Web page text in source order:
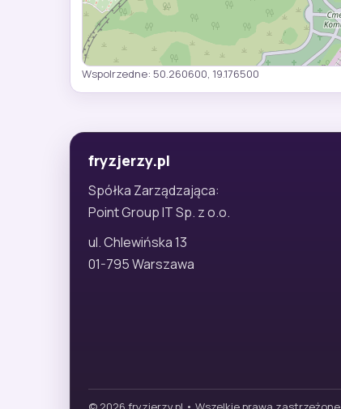
Wspolrzedne: 50.260600, 19.176500
fryzjerzy.pl
Spółka Zarządzająca:
Point Group IT Sp. z o.o.
ul. Chlewińska 13
01-795 Warszawa